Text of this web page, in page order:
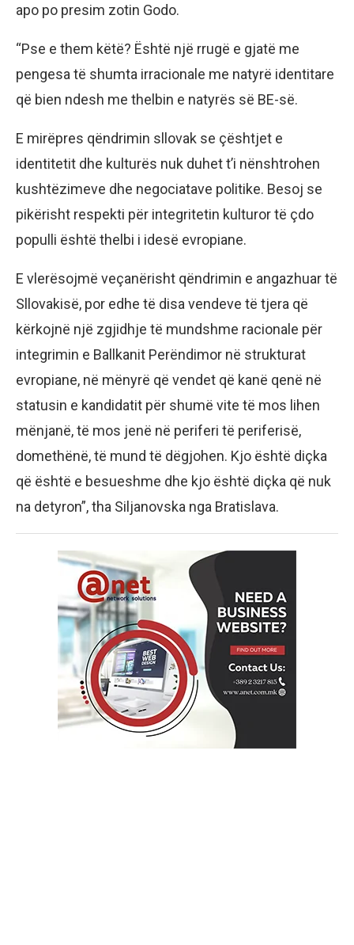
apo po presim zotin Godo.
“Pse e them këtë? Është një rrugë e gjatë me
pengesa të shumta irracionale me natyrë identitare
që bien ndesh me thelbin e natyrës së BE-së.
E mirëpres qëndrimin sllovak se çështjet e
identitetit dhe kulturës nuk duhet t’i nënshtrohen
kushtëzimeve dhe negociatave politike. Besoj se
pikërisht respekti për integritetin kulturor të çdo
populli është thelbi i idesë evropiane.
E vlerësojmë veçanërisht qëndrimin e angazhuar të
Sllovakisë, por edhe të disa vendeve të tjera që
kërkojnë një zgjidhje të mundshme racionale për
integrimin e Ballkanit Perëndimor në strukturat
evropiane, në mënyrë që vendet që kanë qenë në
statusin e kandidatit për shumë vite të mos lihen
mënjanë, të mos jenë në periferi të periferisë,
domethënë, të mund të dëgjohen. Kjo është diçka
që është e besueshme dhe kjo është diçka që nuk
na detyron”, tha Siljanovska nga Bratislava.